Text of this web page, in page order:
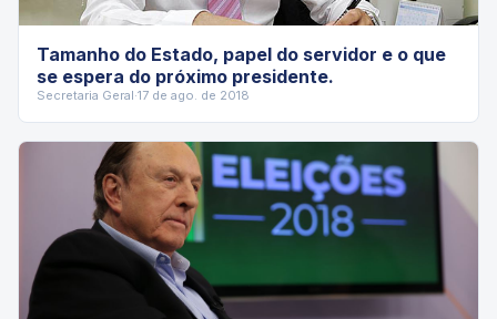
Tamanho do Estado, papel do servidor e o que
se espera do próximo presidente.
Secretaria Geral·17 de ago. de 2018